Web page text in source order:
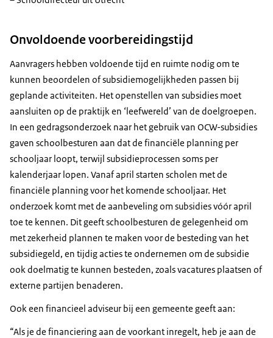
Onvoldoende voorbereidingstijd
Aanvragers hebben voldoende tijd en ruimte nodig om te
kunnen beoordelen of subsidiemogelijkheden passen bij
geplande activiteiten. Het openstellen van subsidies moet
aansluiten op de praktijk en ‘leefwereld’ van de doelgroepen.
In een gedragsonderzoek naar het gebruik van OCW-subsidies
gaven schoolbesturen aan dat de financiële planning per
schooljaar loopt, terwijl subsidieprocessen soms per
kalenderjaar lopen. Vanaf april starten scholen met de
financiële planning voor het komende schooljaar. Het
onderzoek komt met de aanbeveling om subsidies vóór april
toe te kennen. Dit geeft schoolbesturen de gelegenheid om
met zekerheid plannen te maken voor de besteding van het
subsidiegeld, en tijdig acties te ondernemen om de subsidie
ook doelmatig te kunnen besteden, zoals vacatures plaatsen of
externe partijen benaderen.
Ook een financieel adviseur bij een gemeente geeft aan:
Als je de financiering aan de voorkant inregelt, heb je aan de